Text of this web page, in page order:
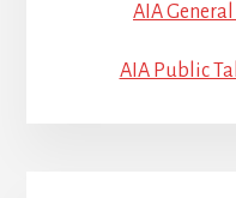
AIA
AIA Public